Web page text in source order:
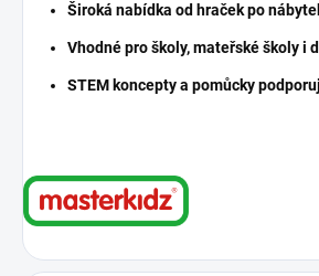
Široká nabídka od hraček po
Vhodné pro školy, mateřské školy i
STEM koncepty a pomůcky